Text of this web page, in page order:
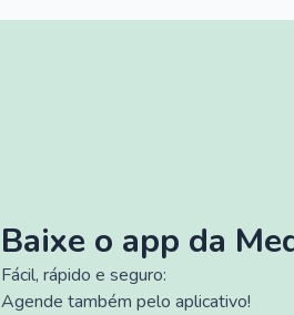
Baixe o app da
Fácil, rápido e seguro:
Agende também pelo aplicativo!